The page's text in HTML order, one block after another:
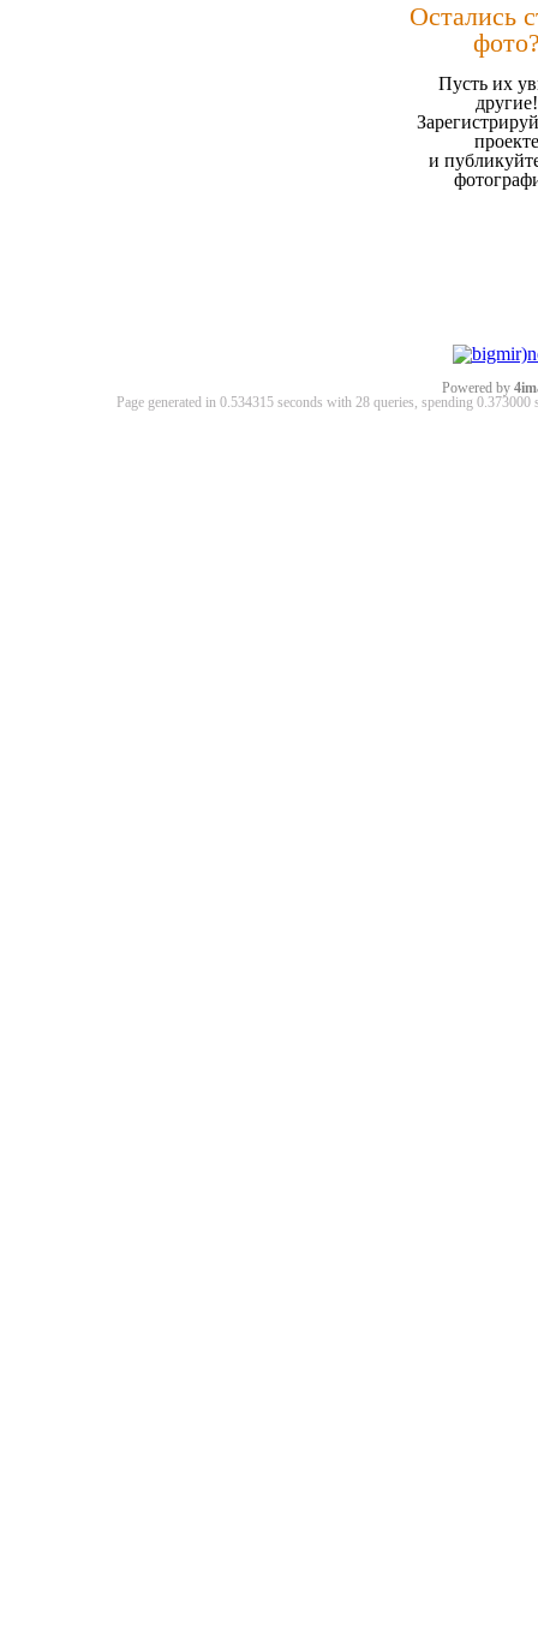
Остались
Пусть их
другие!
проекте
и
Powered by
Page generated in 0.534315 seconds with 28 queries, spending